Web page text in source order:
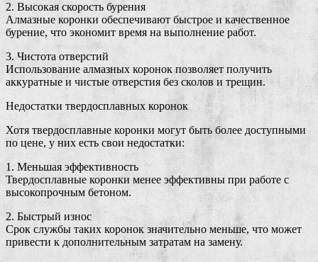
2. Высокая скорость бурения
Алмазные коронки обеспечивают быстрое и качественное
бурение, что экономит время на выполнение работ.
3. Чистота отверстий
Использование алмазных коронок позволяет получить
аккуратные и чистые отверстия без сколов и трещин.
Недостатки твердосплавных коронок
Хотя твердосплавные коронки могут быть более доступными
по цене, у них есть свои недостатки:
1. Меньшая эффективность
Твердосплавные коронки менее эффективны при работе с
высокопрочным бетоном.
2. Быстрый износ
Срок службы таких коронок значительно меньше, что может
привести к дополнительным затратам на замену.